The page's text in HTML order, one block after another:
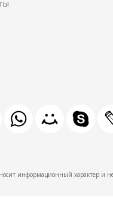
информационный характер и